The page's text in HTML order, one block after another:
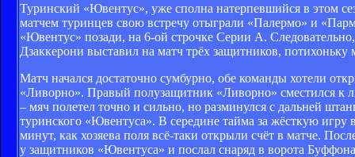
Туринский «Ювентус», уже сполна натерпевшийся в этом
матчем туринцев свою встречу отыграли «Палермо» и
«Ювентус» позади, на 6-ой строчке Серии А.
Дзаккерони выставил на матч трёх защитников,
Матч начался достаточно сумбурно, обе команды хотели
«Ливорно». Правый полузащитник «Ливорно» сместился
– мяч полетел точно и сильно, но разминулся с дальней
туринского «Ювентуса». В середине тайма за жёсткую
минут, как хозяева поля всё-таки открыли счёт в матче.
у защитников «Ювентуса» и послал снаряд в ворота